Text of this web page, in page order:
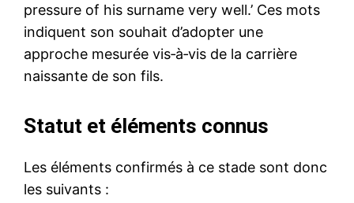
pressure of his surname very well.’ Ces mots
indiquent son souhait d’adopter une
approche mesurée vis‑à‑vis de la carrière
naissante de son fils.
Statut et éléments connus
Les éléments confirmés à ce stade sont donc
les suivants :